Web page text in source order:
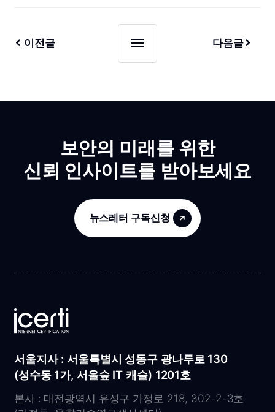
이전글 다음글
보안의 미래를 위한
신뢰 인사이트를 받아보세요
뉴스레터 구독신청
서울지사 : 서울특별시 성동구 광나루로 130
(성수동 1가, 서울숲 IT 캐슬) 1201호
본사 : 대전광역시 유성구 가정로 218, 302-2-3호